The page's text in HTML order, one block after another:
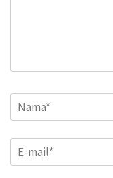
Name*
Email*